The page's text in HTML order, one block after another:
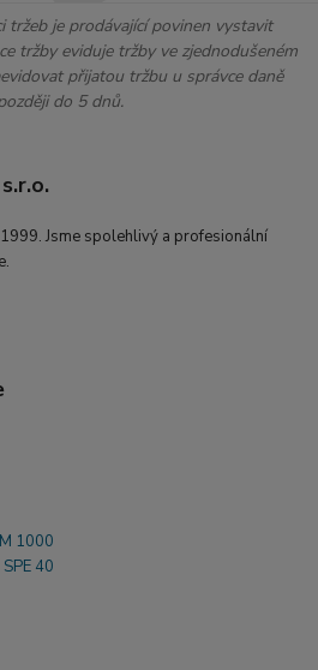
tržeb je prodávající povinen vystavit
tržby eviduje tržby ve zjednodušeném
přijatou tržbu u správce daně
do 5 dnů.
Jsme spolehlivý a profesionální
1000
40